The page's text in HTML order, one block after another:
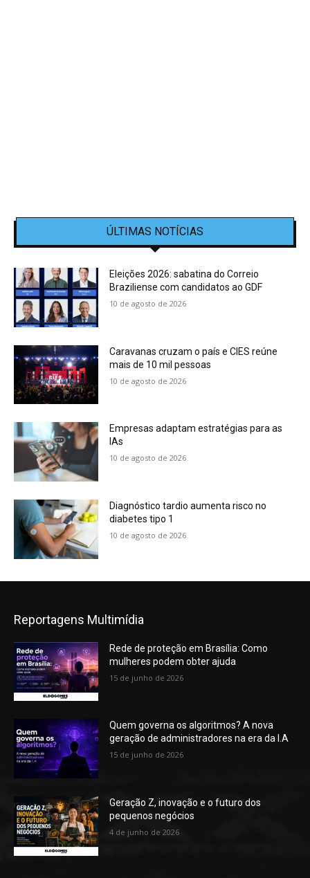
ÚLTIMAS NOTÍCIAS
Eleições 2026: sabatina do Correio
Braziliense com candidatos ao GDF
10 de agosto de 2026
Caravanas cruzam o país e CIES reúne
mais de 10 mil pessoas
10 de agosto de 2026
Empresas adaptam estratégias para as
IAs
10 de agosto de 2026
Diagnóstico tardio aumenta risco no
diabetes tipo 1
10 de agosto de 2026
Reportagens Multimídia
Rede de proteção em Brasília: Como
mulheres podem obter ajuda
15 de junho de 2026
Quem governa os algoritmos? A nova
geração de administradores na era da I.A
15 de junho de 2026
Geração Z, inovação e o futuro dos
pequenos negócios
4 de junho de 2026